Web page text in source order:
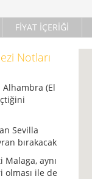
FİYAT İÇERİĞİ
Notları
(El
Sevilla
bırakacak
aynı
olması ile de